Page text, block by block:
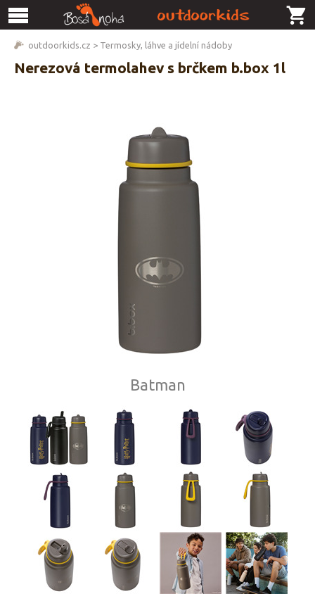
outdoorkids.cz > Termosky, láhve a jídelní nádoby
Nerezová termolahev s brčkem b.box 1l
Batman